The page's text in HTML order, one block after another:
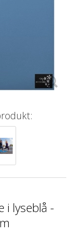
i lyseblå -